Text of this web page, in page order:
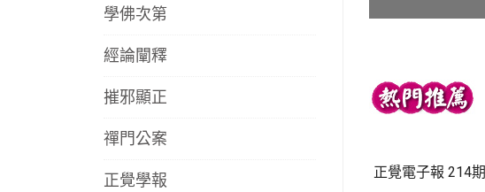
正覺電子報 214期
學佛次第
經論闡釋
摧邪顯正
禪門公案
正覺學報